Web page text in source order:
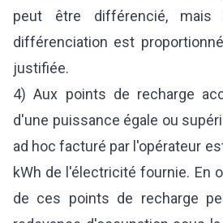
peut être différencié, mais
différenciation est
justifiée.
4) Aux points de recharge
d'une puissance égale ou
ad hoc facturé par l'opérateur
kWh de l'électricité fournie. En
de ces points de recharge